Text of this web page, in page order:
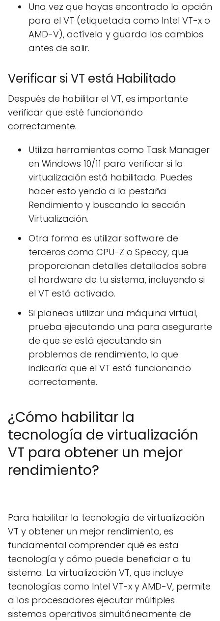
Una vez que hayas encontrado la opción
para el VT (etiquetada como Intel VT-x o
AMD-V), actívela y guarda los cambios
antes de salir.
Verificar si VT está Habilitado
Después de habilitar el VT, es importante
verificar que esté funcionando
correctamente.
Utiliza herramientas como Task Manager
en Windows 10/11 para verificar si la
virtualización está habilitada. Puedes
hacer esto yendo a la pestaña
Rendimiento y buscando la sección
Virtualización.
Otra forma es utilizar software de
terceros como CPU-Z o Speccy, que
proporcionan detalles detallados sobre
el hardware de tu sistema, incluyendo si
el VT está activado.
Si planeas utilizar una máquina virtual,
prueba ejecutando una para asegurarte
de que se está ejecutando sin
problemas de rendimiento, lo que
indicaría que el VT está funcionando
correctamente.
¿Cómo habilitar la
tecnología de virtualización
VT para obtener un mejor
rendimiento?
Para habilitar la tecnología de virtualización
VT y obtener un mejor rendimiento, es
fundamental comprender qué es esta
tecnología y cómo puede beneficiar a tu
sistema. La virtualización VT, que incluye
tecnologías como Intel VT-x y AMD-V, permite
a los procesadores ejecutar múltiples
sistemas operativos simultáneamente de